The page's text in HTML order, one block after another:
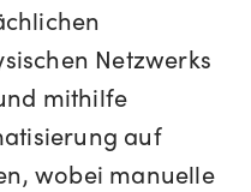
Netzwerks
mithilfe
auf
wobei manuelle